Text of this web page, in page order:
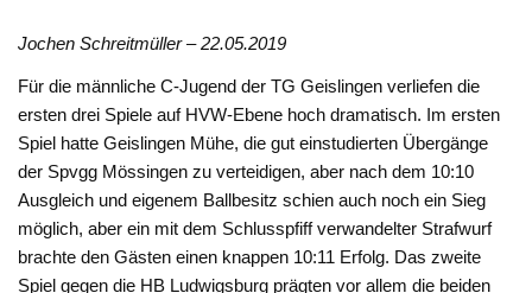
Jochen Schreitmüller – 22.05.2019
Für die männliche C-Jugend der TG Geislingen verliefen die
ersten drei Spiele auf HVW-Ebene hoch dramatisch. Im ersten
Spiel hatte Geislingen Mühe, die gut einstudierten Übergänge
der Spvgg Mössingen zu verteidigen, aber nach dem 10:10
Ausgleich und eigenem Ballbesitz schien auch noch ein Sieg
möglich, aber ein mit dem Schlusspfiff verwandelter Strafwurf
brachte den Gästen einen knappen 10:11 Erfolg. Das zweite
Spiel gegen die HB Ludwigsburg prägten vor allem die beiden